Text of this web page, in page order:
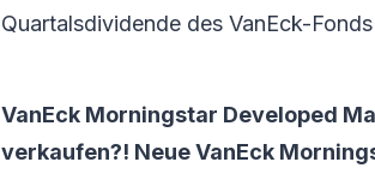
Quartalsdividende des VanEck-Fonds
VanEck Morningstar Developed
verkaufen?! Neue VanEck